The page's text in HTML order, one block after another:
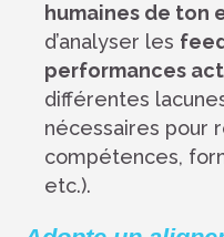
humaines de ton
d’analyser les
performances
différentes
nécessaires pour
compétences,
etc.).